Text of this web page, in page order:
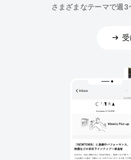
さまざまなテーマで週3